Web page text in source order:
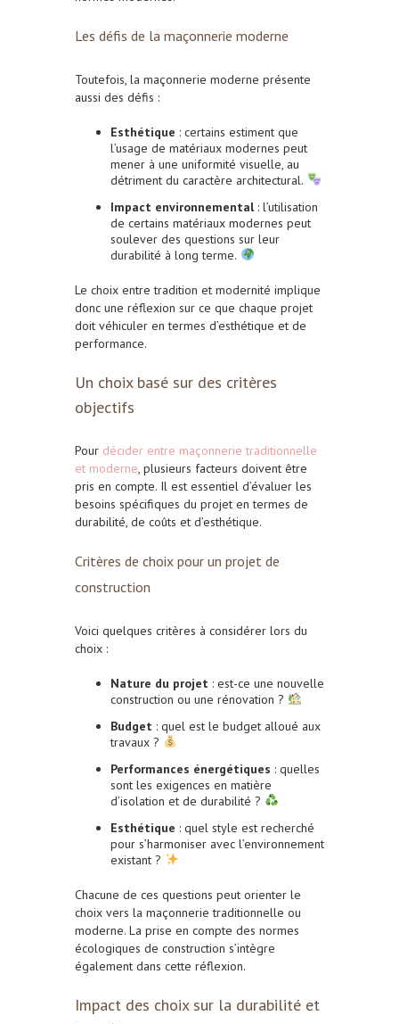
Les défis de la maçonnerie moderne
Toutefois, la maçonnerie moderne présente
aussi des défis :
Esthétique : certains estiment que
l’usage de matériaux modernes peut
mener à une uniformité visuelle, au
détriment du caractère architectural.
Impact environnemental: l’utilisation
de certains matériaux modernes peut
soulever des questions sur leur
durabilité à long terme.
Le choix entre tradition et modernité implique
donc une réflexion sur ce que chaque projet
doit véhiculer en termes d’esthétique et de
performance.
Un choix basé sur des critères
objectifs
Pour décider entre maçonnerie traditionnelle
et moderne, plusieurs facteurs doivent être
pris en compte. Il est essentiel d’évaluer les
besoins spécifiques du projet en termes de
durabilité, de coûts et d’esthétique.
Critères de choix pour un projet de
construction
Voici quelques critères à considérer lors du
choix :
Nature du projet : est-ce une nouvelle
construction ou une rénovation ?
Budget : quel est le budget alloué aux
travaux ?
Performances énergétiques : quelles
sont les exigences en matière
d’isolation et de durabilité ?
Esthétique : quel style est recherché
pour s’harmoniser avec l’environnement
existant ?
Chacune de ces questions peut orienter le
choix vers la maçonnerie traditionnelle ou
moderne. La prise en compte des normes
écologiques de construction s’intègre
également dans cette réflexion.
Impact des choix sur la durabilité et